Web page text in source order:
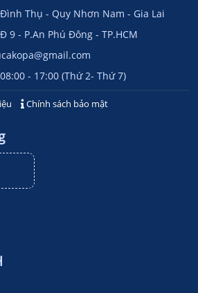
Thụ - Quy Nhơn Nam - Gia Lai
9 - P.An Phú Đông - TP.HCM
- 17:00 (Thứ 2- Thứ 7)
Chính sách bảo mật